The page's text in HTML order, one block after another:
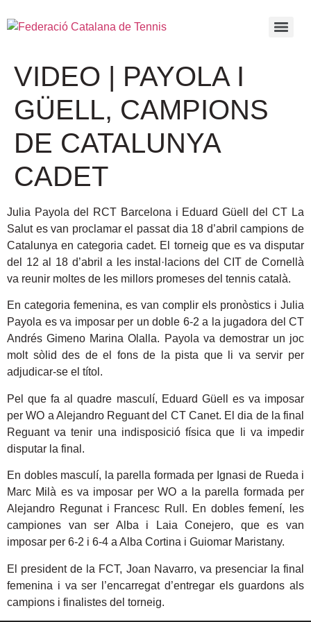
VIDEO | PAYOLA I
GÜELL, CAMPIONS
DE CATALUNYA
CADET
Julia Payola del RCT Barcelona i Eduard Güell del CT La
Salut es van proclamar el passat dia 18 d’abril campions de
Catalunya en categoria cadet. El torneig que es va disputar
del 12 al 18 d’abril a les instal·lacions del CIT de Cornellà
va reunir moltes de les millors promeses del tennis català.
En categoria femenina, es van complir els pronòstics i Julia
Payola es va imposar per un doble 6-2 a la jugadora del CT
Andrés Gimeno Marina Olalla. Payola va demostrar un joc
molt sòlid des de el fons de la pista que li va servir per
adjudicar-se el títol.
Pel que fa al quadre masculí, Eduard Güell es va imposar
per WO a Alejandro Reguant del CT Canet. El dia de la final
Reguant va tenir una indisposició física que li va impedir
disputar la final.
En dobles masculí, la parella formada per Ignasi de Rueda i
Marc Milà es va imposar per WO a la parella formada per
Alejandro Regunat i Francesc Rull. En dobles femení, les
campiones van ser Alba i Laia Conejero, que es van
imposar per 6-2 i 6-4 a Alba Cortina i Guiomar Maristany.
El president de la FCT, Joan Navarro, va presenciar la final
femenina i va ser l’encarregat d’entregar els guardons als
campions i finalistes del torneig.